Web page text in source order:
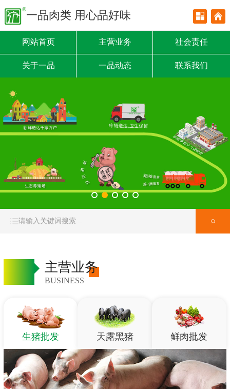
一品肉类 用心品好味
网站首页 主营业务 社会责任
关于一品 一品动态 联系我们
主营业务
BUSINESS
生猪批发 天露黑猪 鲜肉批发